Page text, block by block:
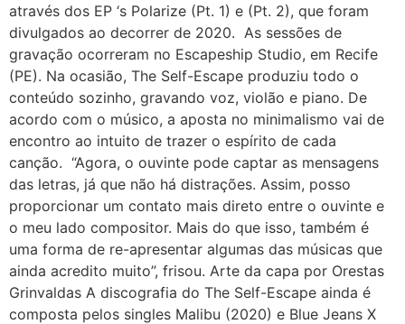
através dos EP ‘s Polarize (Pt. 1) e (Pt. 2), que foram
divulgados ao decorrer de 2020. As sessões de
gravação ocorreram no Escapeship Studio, em Recife
(PE). Na ocasião, The Self-Escape produziu todo o
conteúdo sozinho, gravando voz, violão e piano. De
acordo com o músico, a aposta no minimalismo vai de
encontro ao intuito de trazer o espírito de cada
canção. “Agora, o ouvinte pode captar as mensagens
das letras, já que não há distrações. Assim, posso
proporcionar um contato mais direto entre o ouvinte e
o meu lado compositor. Mais do que isso, também é
uma forma de re-apresentar algumas das músicas que
ainda acredito muito”, frisou. Arte da capa por Orestas
Grinvaldas A discografia do The Self-Escape ainda é
composta pelos singles Malibu (2020) e Blue Jeans X